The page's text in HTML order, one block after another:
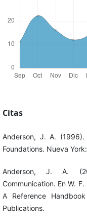
Citas
Anderson, J. A. (1996).
Foundations. Nueva
Anderson, J. A.
Communication. En W.
A Reference
Publications.